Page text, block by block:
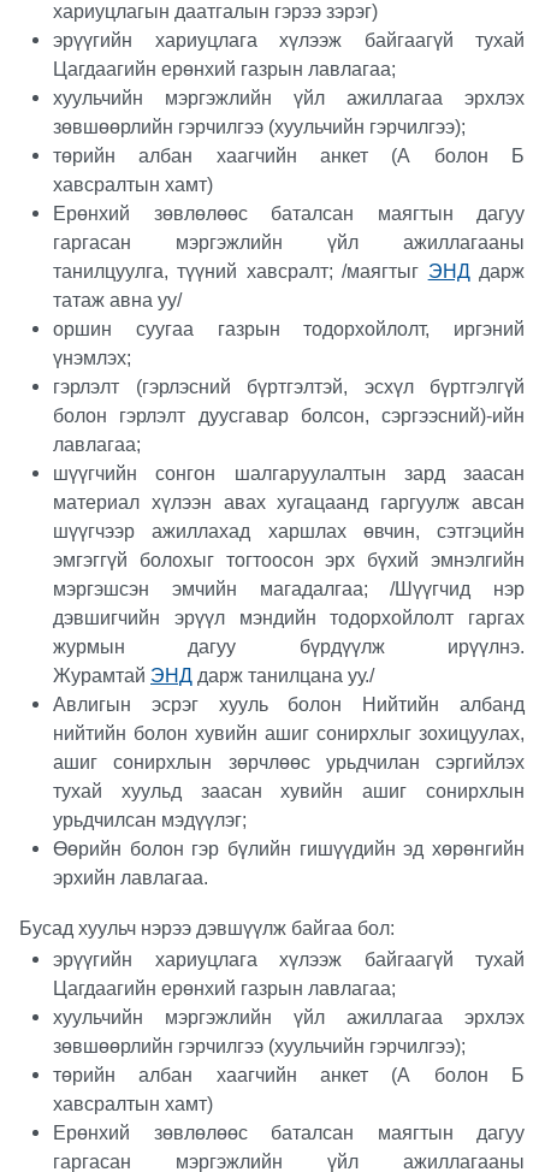
хариуцлагын даатгалын гэрээ зэрэг)
эрүүгийн хариуцлага хүлээж байгаагүй тухай
Цагдаагийн ерөнхий газрын лавлагаа;
хуульчийн мэргэжлийн үйл ажиллагаа эрхлэх
зөвшөөрлийн гэрчилгээ (хуульчийн гэрчилгээ);
төрийн албан хаагчийн анкет (А болон Б
хавсралтын хамт)
Ерөнхий зөвлөлөөс баталсан маягтын дагуу
гаргасан мэргэжлийн үйл ажиллагааны
танилцуулга, түүний хавсралт; /маягтыг ЭНДдарж
татаж авна уу/
оршин суугаа газрын тодорхойлолт, иргэний
үнэмлэх;
гэрлэлт (гэрлэсний бүртгэлтэй, эсхүл бүртгэлгүй
болон гэрлэлт дуусгавар болсон, сэргээсний)-ийн
лавлагаа;
шүүгчийн сонгон шалгаруулалтын зард заасан
материал хүлээн авах хугацаанд гаргуулж авсан
шүүгчээр ажиллахад харшлах өвчин, сэтгэцийн
эмгэггүй болохыг тогтоосон эрх бүхий эмнэлгийн
мэргэшсэн эмчийн магадалгаа; /Шүүгчид нэр
дэвшигчийн эрүүл мэндийн тодорхойлолт гаргах
журмын дагуу бүрдүүлж ирүүлнэ.
Журамтай ЭНД дарж танилцана уу./
Авлигын эсрэг хууль болон Нийтийн албанд
нийтийн болон хувийн ашиг сонирхлыг зохицуулах,
ашиг сонирхлын зөрчлөөс урьдчилан сэргийлэх
тухай хуульд заасан хувийн ашиг сонирхлын
урьдчилсан мэдүүлэг;
Өөрийн болон гэр бүлийн гишүүдийн эд хөрөнгийн
эрхийн лавлагаа.
Бусад хуульч нэрээ дэвшүүлж байгаа бол:
эрүүгийн хариуцлага хүлээж байгаагүй тухай
Цагдаагийн ерөнхий газрын лавлагаа;
хуульчийн мэргэжлийн үйл ажиллагаа эрхлэх
зөвшөөрлийн гэрчилгээ (хуульчийн гэрчилгээ);
төрийн албан хаагчийн анкет (А болон Б
хавсралтын хамт)
Ерөнхий зөвлөлөөс баталсан маягтын дагуу
гаргасан мэргэжлийн үйл ажиллагааны